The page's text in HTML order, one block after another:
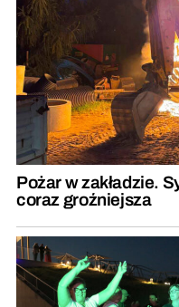
Pożar w zakładzie.
coraz groźniejsza